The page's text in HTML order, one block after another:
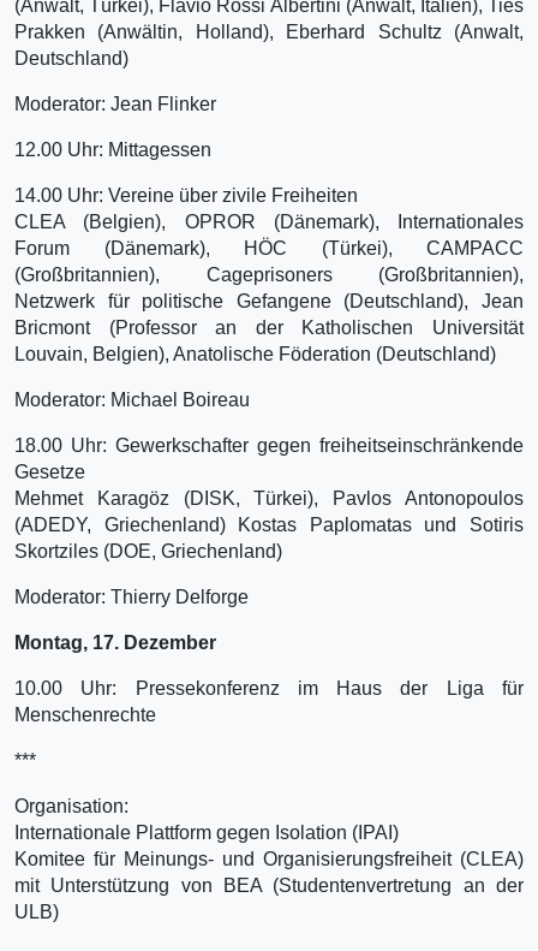
(Anwalt, Türkei), Flavio Rossi Albertini (Anwalt, Italien), Ties
Prakken (Anwältin, Holland), Eberhard Schultz (Anwalt,
Deutschland)
Moderator: Jean Flinker
12.00 Uhr: Mittagessen
14.00 Uhr: Vereine über zivile Freiheiten
CLEA (Belgien), OPROR (Dänemark), Internationales
Forum (Dänemark), HÖC (Türkei), CAMPACC
(Großbritannien), Cageprisoners (Großbritannien),
Netzwerk für politische Gefangene (Deutschland), Jean
Bricmont (Professor an der Katholischen Universität
Louvain, Belgien), Anatolische Föderation (Deutschland)
Moderator: Michael Boireau
18.00 Uhr: Gewerkschafter gegen freiheitseinschränkende
Gesetze
Mehmet Karagöz (DISK, Türkei), Pavlos Antonopoulos
(ADEDY, Griechenland) Kostas Paplomatas und Sotiris
Skortziles (DOE, Griechenland)
Moderator: Thierry Delforge
Montag, 17. Dezember
10.00 Uhr: Pressekonferenz im Haus der Liga für
Menschenrechte
***
Organisation:
Internationale Plattform gegen Isolation (IPAI)
Komitee für Meinungs- und Organisierungsfreiheit (CLEA)
mit Unterstützung von BEA (Studentenvertretung an der
ULB)